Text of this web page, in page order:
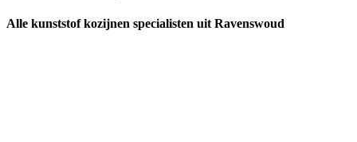
Alle kunststof kozijnen specialisten uit Ravenswoud